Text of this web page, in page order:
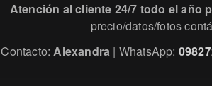
Atención al cliente 24/7 todo el año
precio/datos/fotos
Contacto:Alexandra | WhatsApp: